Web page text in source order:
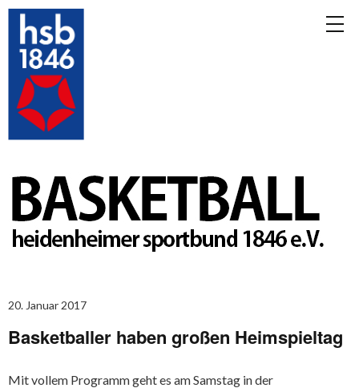
20. Januar 2017
Basketballer haben großen Heimspieltag
Mit vollem Programm geht es am Samstag in der